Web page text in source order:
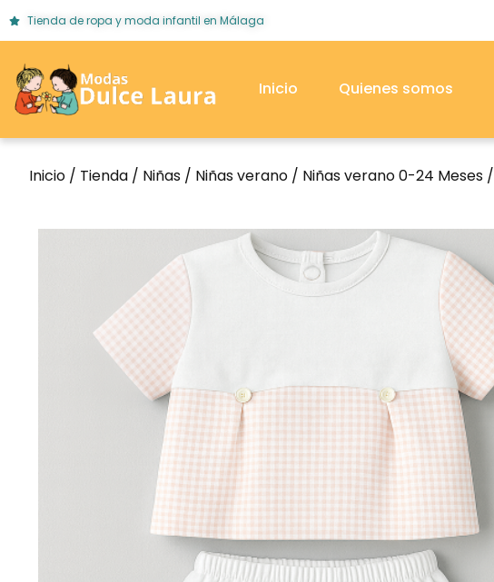
Tienda de ropa y moda infantil en Málaga
Inicio Quienes somos
Inicio / Tienda / Niñas / Niñas verano / Niñas verano 0-24 Meses /